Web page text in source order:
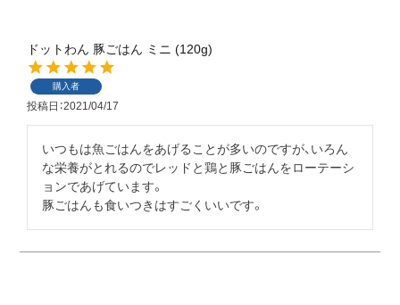
ドットわん 豚ごはん ミニ (120g)
購入者
投稿日 2021/04/17
いつもは魚ごはんをあげることが多いのですが、いろん
な栄養がとれるのでレッドと鶏と豚ごはんをローテーシ
ョンであげています。
豚ごはんも食いつきはすごくいいです。